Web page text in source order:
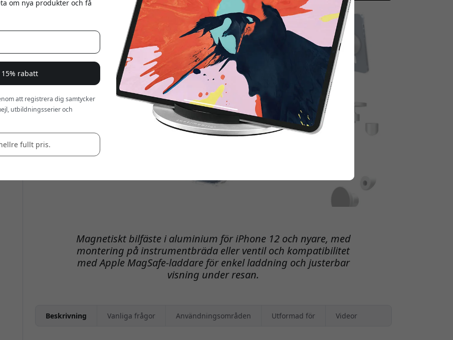
Magnetiskt bilfäste i aluminium för iPhone 12 och nyare, med
montering på instrumentbräda eller ventil och kompatibilitet
med Apple MagSafe-laddare för enkel laddning och justerbar
visning under resan.
Beskrivning Vanliga frågor Användningsområden Utformad för Videor
om nya produkter och få
rabatt
att registrera dig samtycker
utbildningsserier och
fullt pris.